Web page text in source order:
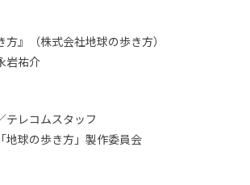
』（株式会社地球の歩き方）
岩祐介
テレコムスタッフ
地球の歩き方」製作委員会